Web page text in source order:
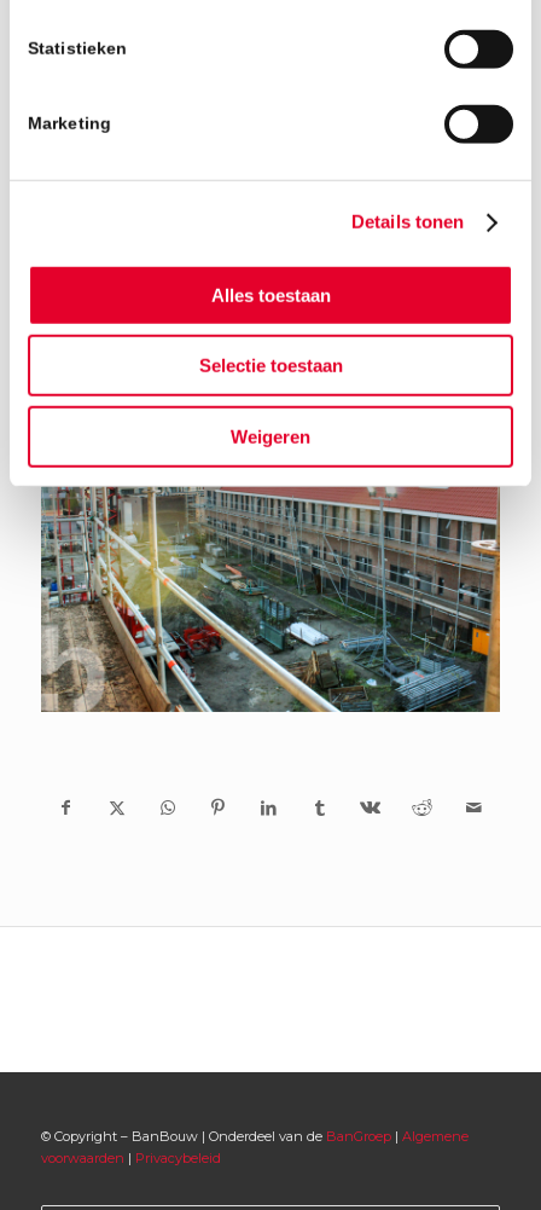
Statistieken
Marketing
Details tonen
Alles toestaan
Selectie toestaan
Weigeren
© Copyright – BanBouw | Onderdeel van de BanGroep| Algemene
voorwaarden | Privacybeleid